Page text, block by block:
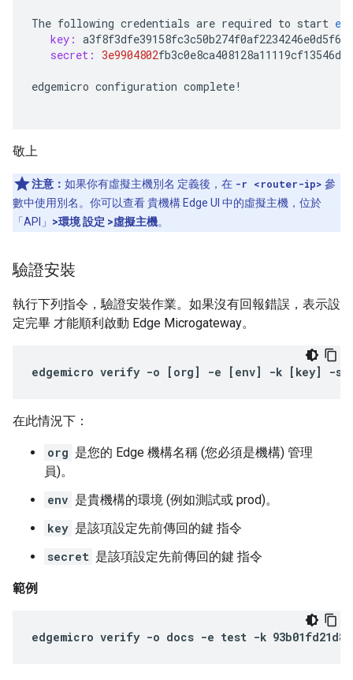
The following credentials are required to start
key:
secret: 3e9904802
edgemicro configuration complete!
敬上
注意： 如果你有虛擬主機別名 定義後，在 -r <router-ip> 參
數中使用別名。你可以查看 貴機構 Edge UI 中的虛擬主機，位於
「API」 >環境 設定 >虛擬主機。
驗證安裝
執行下列指令，驗證安裝作業。如果沒有回報錯誤，表示設
定完畢 才能順利啟動 Edge Microgateway。
edgemicro verify -o [ org] -e [ env] -k [ key] -s
在此情況下：
org 是您的 Edge 機構名稱 (您必須是機構) 管理
員)。
env 是貴機構的環境 (例如測試或 prod)。
key 是該項設定先前傳回的鍵 指令
secret 是該項設定先前傳回的鍵 指令
範例
edgemicro verify -o docs -e test -k